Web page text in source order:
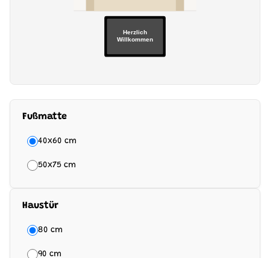
Fußmatte
40x60 cm
50x75 cm
Haustür
80 cm
90 cm
Herzlich
Willkommen